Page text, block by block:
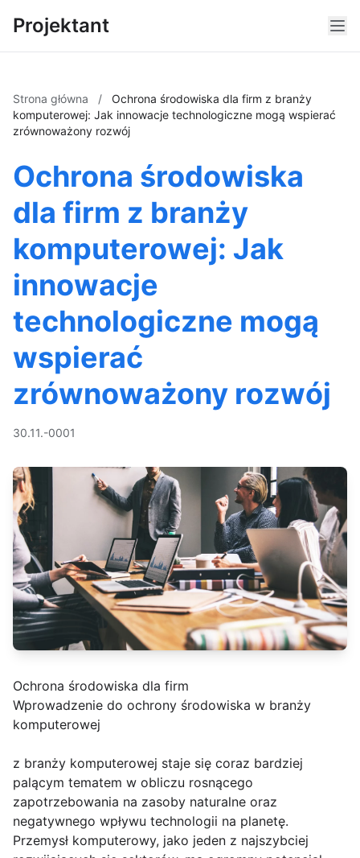
Projektant
Strona główna /
Ochrona środowiska dla firm z branży
komputerowej: Jak innowacje technologiczne mogą wspierać
zrównoważony rozwój
Ochrona środowiska
dla firm z branży
komputerowej: Jak
innowacje
technologiczne mogą
wspierać
zrównoważony rozwój
30.11.-0001
Ochrona środowiska dla firm
Wprowadzenie do ochrony środowiska w branży
komputerowej
z branży komputerowej staje się coraz bardziej
palącym tematem w obliczu rosnącego
zapotrzebowania na zasoby naturalne oraz
negatywnego wpływu technologii na planetę.
Przemysł komputerowy, jako jeden z najszybciej